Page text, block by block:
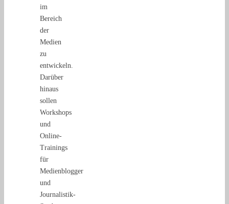
im
Bereich
der
Medien
zu
entwickeln.
Darüber
hinaus
sollen
Workshops
und
Online-
Trainings
für
Medienblogger
und
Journalistik-